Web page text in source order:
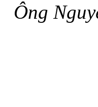
Ông